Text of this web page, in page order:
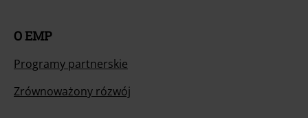
O EMP
Programy partnerskie
Zrównoważony rózwój